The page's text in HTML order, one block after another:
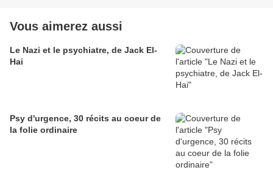
Vous aimerez aussi
Le Nazi et le psychiatre, de Jack El-
Hai
Psy d'urgence, 30 récits au coeur de
la folie ordinaire